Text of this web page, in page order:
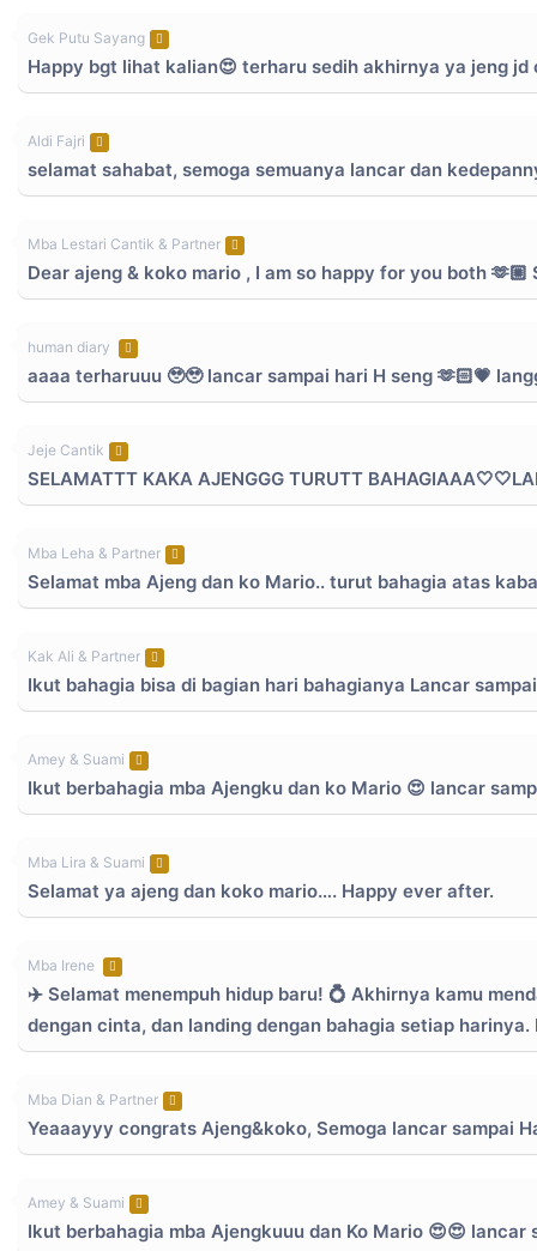
Gek Putu Sayang
Happy bgt lihat kalian😍 terharu sedih akhirnya ya jeng jd
Aldi Fajri
selamat sahabat, semoga semuanya lancar dan
Mba Lestari Cantik & Partner
Dear ajeng & koko mario , I am so happy for you both
human diary
aaaa terharuuu 🥹🥹 lancar sampai hari H seng 🫶🏻💗
Jeje Cantik
SELAMATTT KAKA AJENGGG TURUTT
Mba Leha & Partner
Selamat mba Ajeng dan ko Mario.. turut bahagia atas
Kak Ali & Partner
Ikut bahagia bisa di bagian hari bahagianya Lancar
Amey & Suami
Ikut berbahagia mba Ajengku dan ko Mario 😍 lancar
Mba Lira & Suami
Selamat ya ajeng dan koko mario…. Happy ever after.
Mba Irene
✈️ Selamat menempuh hidup baru! 💍 Akhirnya kamu
dengan cinta, dan landing dengan bahagia setiap
Mba Dian & Partner
Yeaaayyy congrats Ajeng&koko, Semoga lancar sampai
Amey & Suami
Ikut berbahagia mba Ajengkuuu dan Ko Mario 😍😍 lancar